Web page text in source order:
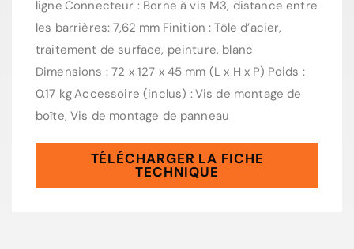
ligne Connecteur : Borne à vis M3, distance entre
les barrières: 7,62 mm Finition :Tôle d’acier,
traitement de surface, peinture, blanc
Dimensions :72 x 127 x 45 mm (L x H x P) Poids :
0.17 kgAccessoire (inclus) :Vis de montage de
boîte, Vis de montage de panneau
TÉLÉCHARGER LA FICHE
TECHNIQUE